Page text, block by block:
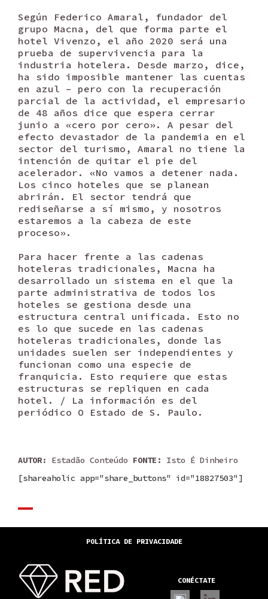
Según Federico Amaral, fundador del
grupo Macna, del que forma parte el
hotel Vivenzo, el año 2020 será una
prueba de supervivencia para la
industria hotelera. Desde marzo, dice,
ha sido imposible mantener las cuentas
en azul – pero con la recuperación
parcial de la actividad, el empresario
de 48 años dice que espera cerrar
junio a «cero por cero». A pesar del
efecto devastador de la pandemia en el
sector del turismo, Amaral no tiene la
intención de quitar el pie del
acelerador. «No vamos a detener nada.
Los cinco hoteles que se planean
abrirán. El sector tendrá que
rediseñarse a sí mismo, y nosotros
estaremos a la cabeza de este
proceso».
Para hacer frente a las cadenas
hoteleras tradicionales, Macna ha
desarrollado un sistema en el que la
parte administrativa de todos los
hoteles se gestiona desde una
estructura central unificada. Esto no
es lo que sucede en las cadenas
hoteleras tradicionales, donde las
unidades suelen ser independientes y
funcionan como una especie de
franquicia. Esto requiere que estas
estructuras se repliquen en cada
hotel. / La información es del
periódico O Estado de S. Paulo.
AUTOR: Estadão Conteúdo FONTE:
Isto É Dinheiro
[shareaholic app="share_buttons" id="18827503"]
POLÍTICA DE PRIVACIDADE
CONÉCTATE